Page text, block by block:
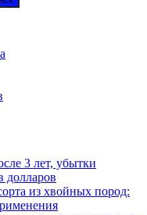
3 лет, убытки
долларов
из хвойных пород: